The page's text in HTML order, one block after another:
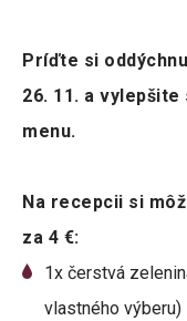
Príďte si
26. 11. a
menu.
Na recepcii si
za 4 €:
1x čerstvá
vlastného výberu)